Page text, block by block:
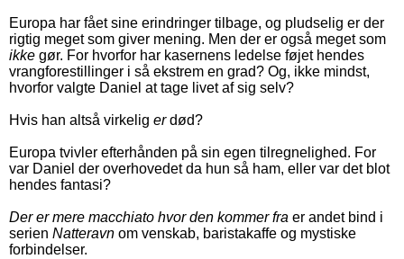
Europa har fået sine erindringer tilbage, og pludselig er der
rigtig meget som giver mening. Men der er også meget som
ikke gør. For hvorfor har kasernens ledelse føjet hendes
vrangforestillinger i så ekstrem en grad? Og, ikke mindst,
hvorfor valgte Daniel at tage livet af sig selv?
Hvis han altså virkelig erdød?
Europa tvivler efterhånden på sin egen tilregnelighed. For
var Daniel der overhovedet da hun så ham, eller var det blot
hendes fantasi?
Der er mere macchiato hvor den kommer fra er andet bind i
serien Natteravn om venskab, baristakaffe og mystiske
forbindelser.